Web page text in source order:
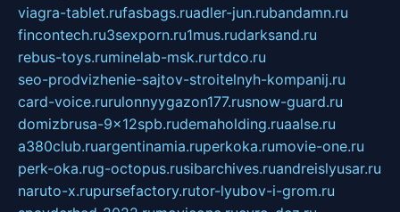
viagra-tablet.rufasbags.ruadler-jun.rubandamn.ru
fincontech.ru3sexporn.ru1mus.rudarksand.ru
rebus-toys.ruminelab-msk.rurtdco.ru
seo-prodvizhenie-sajtov-stroitelnyh-kompanij.ru
card-voice.rurulonnyygazon177.rusnow-guard.ru
domizbrusa-9x12spb.rudemaholding.ruaalse.ru
a380club.ruargentinamia.ruperkoka.rumovie-one.ru
perk-oka.rug-octopus.rusibarchives.ruandreislyusar.ru
naruto-x.rupursefactory.rutor-lyubov-i-grom.ru